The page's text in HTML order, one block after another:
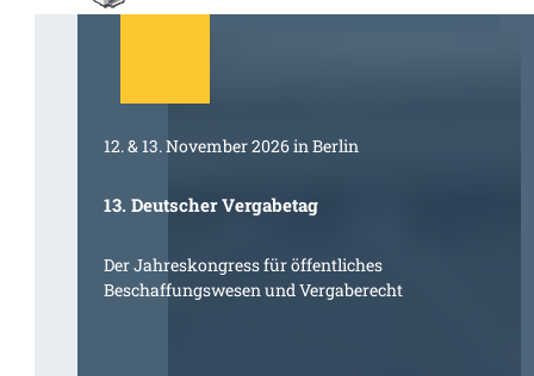
12. & 13. November 2026 in Berlin
13. Deutscher Vergabetag
Der Jahreskongress für öffentliches
Beschaffungswesen und Vergaberecht